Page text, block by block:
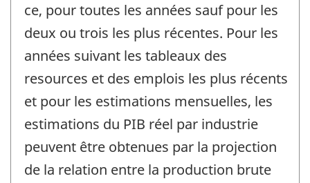
ce, pour toutes les années sauf pour les
deux ou trois les plus récentes. Pour les
années suivant les tableaux des
resources et des emplois les plus récents
et pour les estimations mensuelles, les
estimations du PIB réel par industrie
peuvent être obtenues par la projection
de la relation entre la production brute